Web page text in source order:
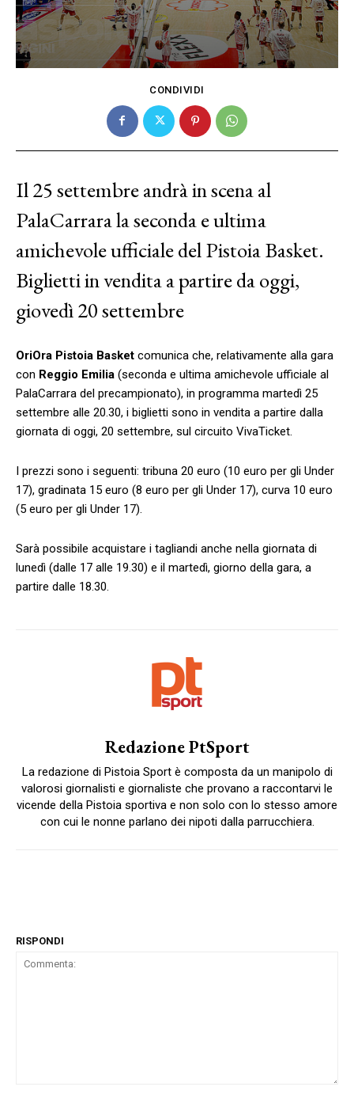
CONDIVIDI
Il 25 settembre andrà in scena al
PalaCarrara la seconda e ultima
amichevole ufficiale del Pistoia Basket.
Biglietti in vendita a partire da oggi,
giovedì 20 settembre
OriOra Pistoia Basket comunica che, relativamente alla gara
con Reggio Emilia (seconda e ultima amichevole ufficiale al
PalaCarrara del precampionato), in programma martedì 25
settembre alle 20.30, i biglietti sono in vendita a partire dalla
giornata di oggi, 20 settembre, sul circuito VivaTicket.
I prezzi sono i seguenti: tribuna 20 euro (10 euro per gli Under
17), gradinata 15 euro (8 euro per gli Under 17), curva 10 euro
(5 euro per gli Under 17).
Sarà possibile acquistare i tagliandi anche nella giornata di
lunedì (dalle 17 alle 19.30) e il martedì, giorno della gara, a
partire dalle 18.30.
Redazione PtSport
La redazione di Pistoia Sport è composta da un manipolo di
valorosi giornalisti e giornaliste che provano a raccontarvi le
vicende della Pistoia sportiva e non solo con lo stesso amore
con cui le nonne parlano dei nipoti dalla parrucchiera.
RISPONDI